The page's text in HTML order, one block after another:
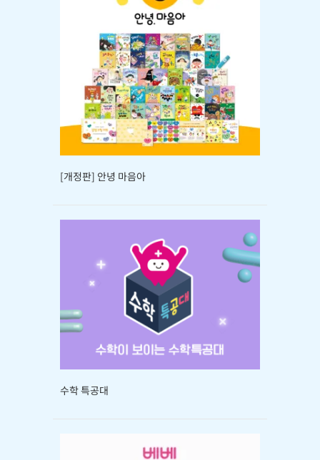
[개정판] 안녕 마음아
수학 특공대